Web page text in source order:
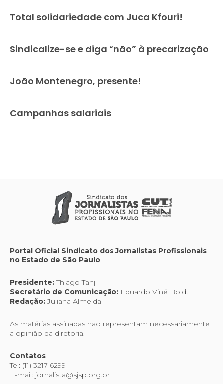
Total solidariedade com Juca Kfouri!
Sindicalize-se e diga “não” à precarização
João Montenegro, presente!
Campanhas salariais
Portal Oficial Sindicato dos Jornalistas Profissionais
no Estado de São Paulo
Presidente:Thiago Tanji
Secretário de Comunicação: Eduardo Viné Boldt
Redação:Juliana Almeida
As matérias assinadas não representam necessariamente
a opinião da diretoria.
Contatos
Tel: (11) 3217-6299
E-mail: jornalista@sjsp.org.br